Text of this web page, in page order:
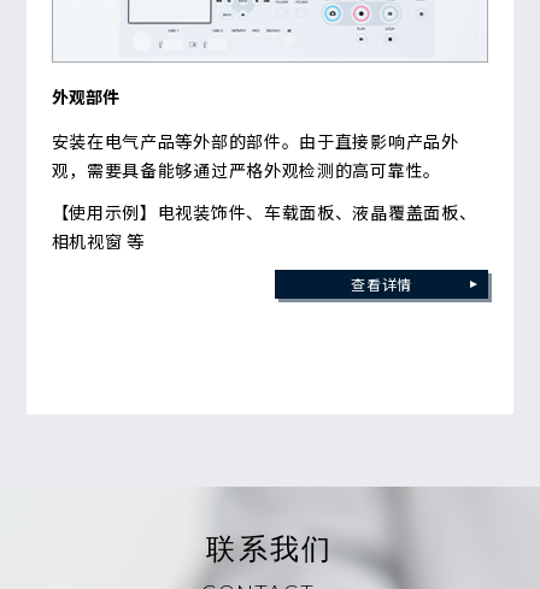
外观部件
安装在电气产品等外部的部件。由于直接影响产品外
观，需要具备能够通过严格外观检测的高可靠性。
【使用示例】电视装饰件、车载面板、液晶覆盖面板、
相机视窗 等
查看详情
联系我们